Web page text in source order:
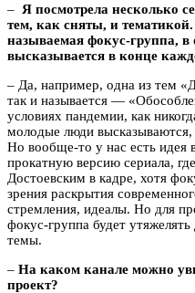
– Я посмотрела несколько
тем, как сняты, и тематикой.
называемая фокус-группа,
высказывается в конце
– Да, например, одна из тем
так и называется —
условиях пандемии, как
молодые люди
Но вообще-то у нас есть идея
прокатную версию сериала,
Достоевским в кадре, хотя
зрения раскрытия
стремления, идеалы. Но для
фокус-группа будет утяжелять
темы.
– На каком канале можно
проект?